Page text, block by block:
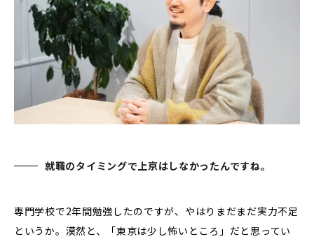
就職のタイミングで上京はしなかったんですね。
専門学校で2年間勉強したのですが、やはりまだまだ実力不足
というか。漠然と、「東京は少し怖いところ」だと思ってい